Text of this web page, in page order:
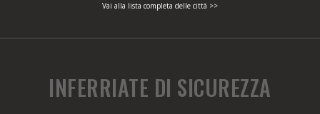
Vai alla lista completa delle città >>
INFERRIATE DI SICUREZZA